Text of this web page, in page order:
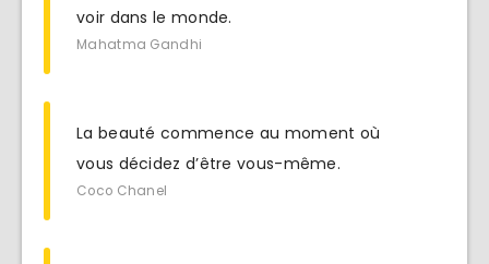
voir dans le monde.
Mahatma Gandhi
La beauté commence au moment où
vous décidez d’être vous-même.
Coco Chanel